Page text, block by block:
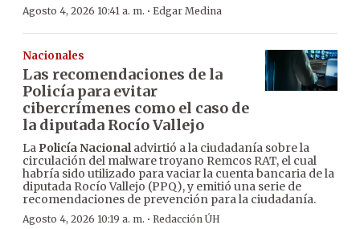
Agosto 4, 2026 10:41 a. m. · Edgar Medina
Nacionales
Las recomendaciones de la
Policía para evitar
cibercrímenes como el caso de
la diputada Rocío Vallejo
La Policía Nacionaladvirtió a la ciudadanía sobre la
circulación del malware troyano Remcos RAT, el cual
habría sido utilizado para vaciar la cuenta bancaria de la
diputada Rocío Vallejo (PPQ), y emitió una serie de
recomendaciones de prevención para la ciudadanía.
Agosto 4, 2026 10:19 a. m. · Redacción ÚH